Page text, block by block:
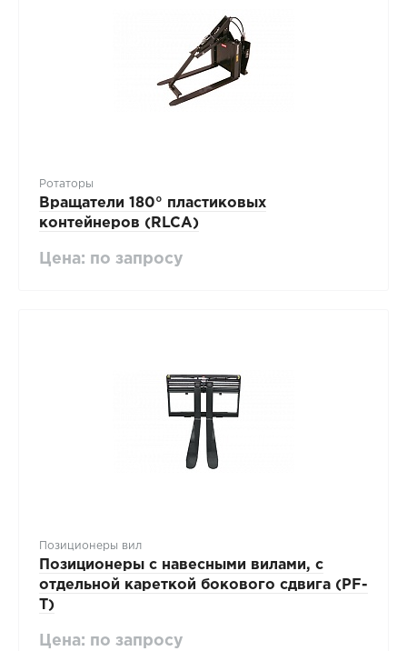
Ротаторы
Вращатели 180° пластиковых
контейнеров (RLCA)
Цена: по запросу
Позиционеры вил
Позиционеры с навесными вилами, с
отдельной кареткой бокового сдвига (PF-
T)
Цена: по запросу